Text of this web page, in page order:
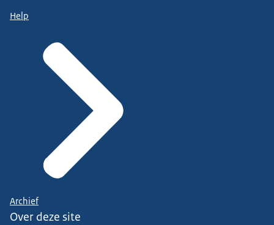
Help
Archief
Over deze site